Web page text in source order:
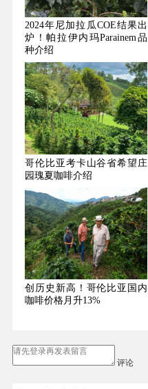
2024年尼加拉瓜COE结果出
炉！帕拉伊内玛Parainem品
种介绍
哥伦比亚考卡山谷省希望庄
园瑰夏咖啡介绍
创历史新高！哥伦比亚国内
咖啡价格月升13%
评论